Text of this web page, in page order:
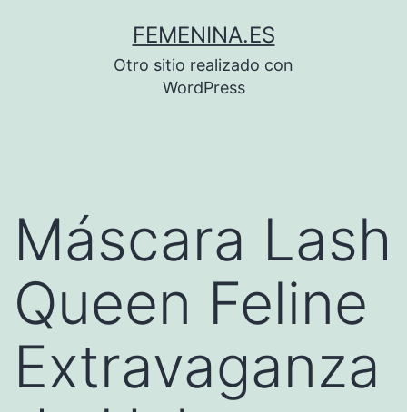
FEMENINA.ES
Otro sitio realizado con
WordPress
Máscara Lash
Queen Feline
Extravaganza